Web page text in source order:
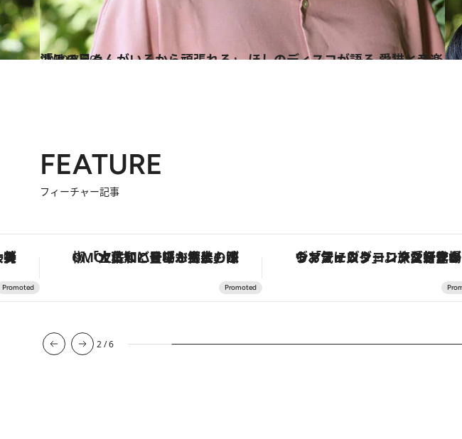
2022.7.30
「みゅうくんがいるから頑張れる」 ほしのディスコが語る 愛猫と音楽漬けの日々
カルチャー
FEATURE
フィーチャー記事
呼ぶ郷土の味 ヴァシュロン・コンスタンタン「オーヴァーシーズ・オートマティック」。旅愛好家のお気に入りコレクションから、ジェンダーレスな新作が登場 「星のや富士」でデジタルデトックス。冨士信仰の歴史を辿り、心身を調える。
3/6